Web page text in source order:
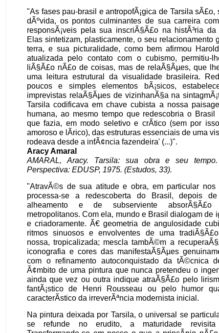
"As fases pau-brasil e antropofÃ¡gica de Tarsila sÃ£o,
dÃºvida, os pontos culminantes de sua carreira
responsÃ¡veis pela sua inscriÃ§Ã£o na histÃ³ria
Elas sintetizam, plasticamente, o seu relacionamento
terra, e sua picturalidade, como bem afirmou
atualizada pelo contato com o cubismo, permitiu-
liÃ§Ã£o nÃ£o de coisas, mas de relaÃ§Ãµes, que
uma leitura estrutural da visualidade brasileira.
poucos e simples elementos bÃ¡sicos,
imprevistas relaÃ§Ãµes de vizinhanÃ§a na
Tarsila codificava em chave cubista a nossa
humana, ao mesmo tempo que redescobria o Brasil
que fazia, em modo seletivo e crÃ­tico (sem por
amoroso e lÃ­rico), das estruturas essenciais de uma
rodeava desde a infÃ¢ncia fazendeira' (...)".
Aracy Amaral
AMARAL, Aracy. Tarsila: sua obra e seu
Perspectiva: EDUSP, 1975. (Estudos, 33).
"AtravÃ©s de sua atitude e obra, em particular
processa-se a redescoberta do Brasil, depois
alheamento e de subserviente
metropolitanos. Com ela, mundo e Brasil dialogam de
e criadoramente. Ã€ geometria de angulosidade
ritmos sinuosos e envolventes de uma
nossa, tropicalizada; mescla tambÃ©m a
iconografia e cores das manifestaÃ§Ãµes
com o refinamento autoconquistado da tÃ©cnica
Ã¢mbito de uma pintura que nunca pretendeu o
ainda que vez ou outra indique atraÃ§Ã£o pelo
fantÃ¡stico de Henri Rousseau ou pelo humor
caracterÃ­stico da irreverÃªncia modernista inicial.
Na pintura deixada por Tarsila, o universal se
se refunde no erudito, a maturidade